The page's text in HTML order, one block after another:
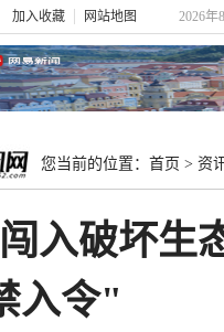
加入收藏 网站地图 2026年
您当前的位置： 首页 > 资
入破坏生
入令"